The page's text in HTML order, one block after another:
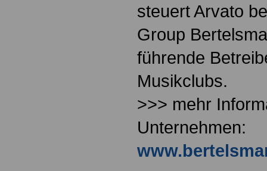
steuert Arvato
Group
führende
Musikclubs.
>>> mehr
Unternehmen: